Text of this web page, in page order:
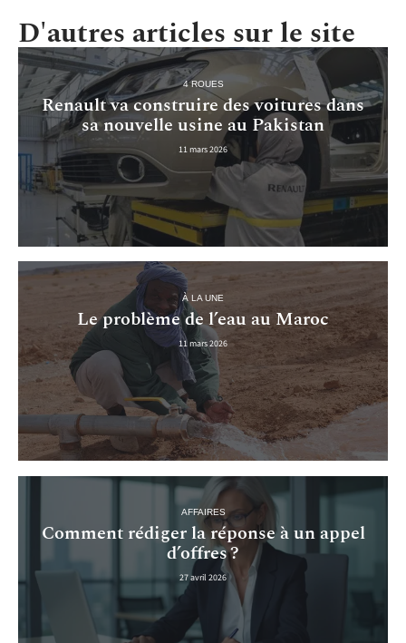
D'autres articles sur le site
4 ROUES
Renault va construire des voitures dans
sa nouvelle usine au Pakistan
11 mars 2026
À LA UNE
Le problème de l’eau au Maroc
11 mars 2026
AFFAIRES
Comment rédiger la réponse à un appel
d’offres ?
27 avril 2026